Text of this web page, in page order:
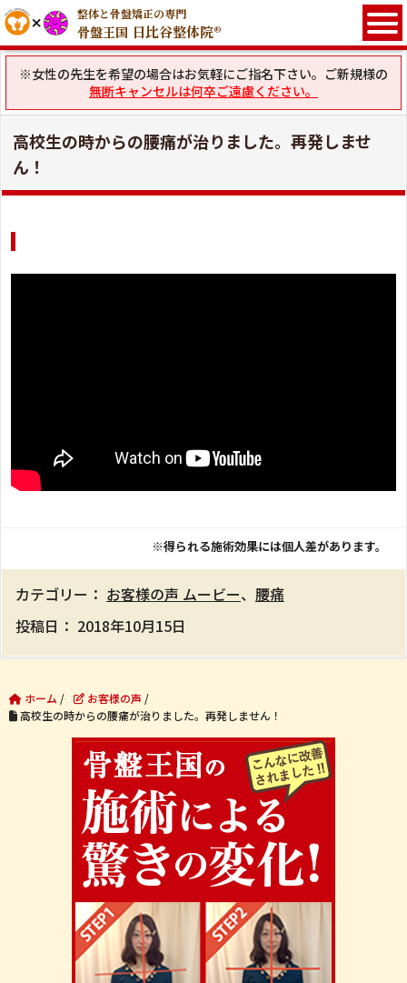
整体と骨盤矯正の専門
骨盤王国 日比谷整体院®
※女性の先生を希望の場合はお気軽にご指名下さい。ご新規様の
無断キャンセルは何卒ご遠慮ください。
高校生の時からの腰痛が治りました。再発しませ
ん！
※得られる施術効果には個人差があります。
カテゴリー： お客様の声 ムービー、 腰痛
投稿日： 2018年10月15日
ホーム / お客様の声 /
高校生の時からの腰痛が治りました。再発しません！